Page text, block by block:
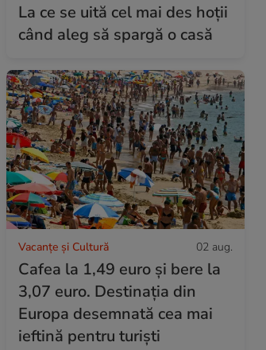
La ce se uită cel mai des hoții
când aleg să spargă o casă
Vacanțe și Cultură 02 aug.
Cafea la 1,49 euro și bere la
3,07 euro. Destinația din
Europa desemnată cea mai
ieftină pentru turiști